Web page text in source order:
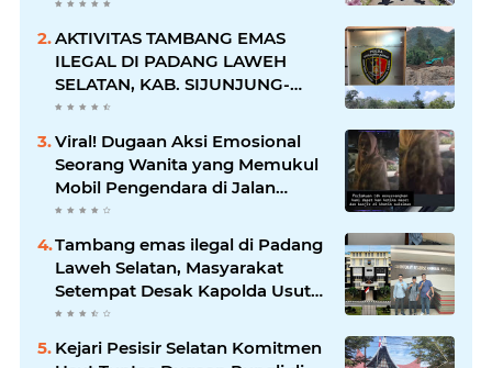
AKTIVITAS TAMBANG EMAS
ILEGAL DI PADANG LAWEH
SELATAN, KAB. SIJUNJUNG-
SUMBAR SEMAKIN
MERAJALELA
Viral! Dugaan Aksi Emosional
Seorang Wanita yang Memukul
Mobil Pengendara di Jalan
Khatib Sulaiman
Tambang emas ilegal di Padang
Laweh Selatan, Masyarakat
Setempat Desak Kapolda Usut
Tuntas
Kejari Pesisir Selatan Komitmen